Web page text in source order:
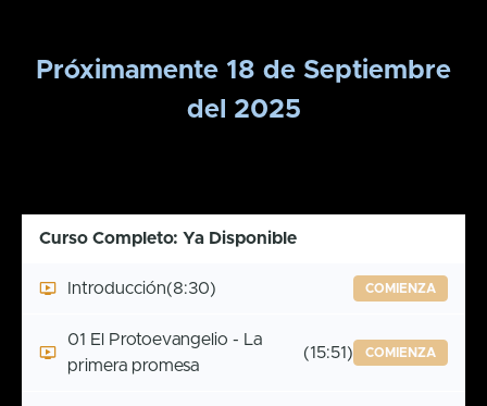
Próximamente 18 de Septiembre
del 2025
Curso Completo: Ya Disponible
Introducción(8:30) COMIENZA
01 El Protoevangelio - La
primera promesa
(15:51) COMIENZA